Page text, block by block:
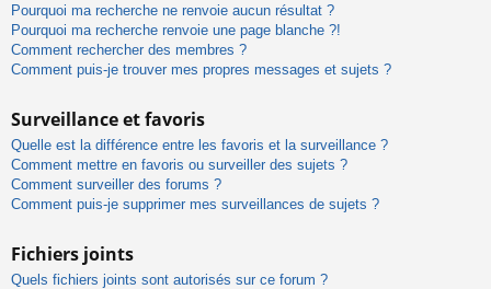
Pourquoi ma recherche ne renvoie aucun résultat ?
Pourquoi ma recherche renvoie une page blanche ?!
Comment rechercher des membres ?
Comment puis-je trouver mes propres messages et sujets ?
Surveillance et favoris
Quelle est la différence entre les favoris et la surveillance ?
Comment mettre en favoris ou surveiller des sujets ?
Comment surveiller des forums ?
Comment puis-je supprimer mes surveillances de sujets ?
Fichiers joints
Quels fichiers joints sont autorisés sur ce forum ?